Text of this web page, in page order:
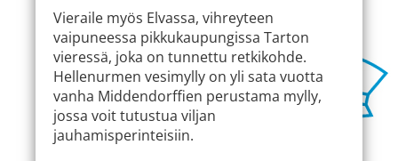
Vieraile myös Elvassa, vihreyteen
vaipuneessa pikkukaupungissa Tarton
vieressä, joka on tunnettu retkikohde.
Hellenurmen vesimylly on yli sata vuotta
vanha Middendorffien perustama mylly,
jossa voit tutustua viljan
jauhamisperinteisiin.